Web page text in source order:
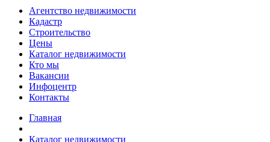
Агентство недвижимости
Кадастр
Строительство
Цены
Каталог недвижимости
Кто мы
Вакансии
Инфоцентр
Контакты
Главная
Каталог недвижимости